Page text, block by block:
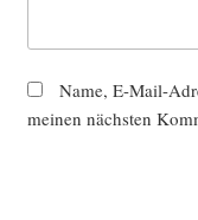
Name, E-Mail-
meinen nächsten